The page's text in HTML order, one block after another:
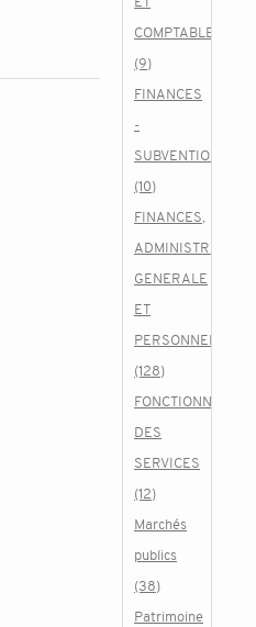
COMPTABLES
(9)
FINANCES
-
SUBVENTIONS
(10)
FINANCES,
ADMINISTRATION
GENERALE
ET
PERSONNEL
(128)
DES
SERVICES
(12)
Marchés
publics
(38)
Patrimoine